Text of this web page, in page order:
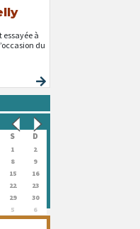
essayée à
du
S D
1
2
8
9
15
16
22
23
29
30
5 6